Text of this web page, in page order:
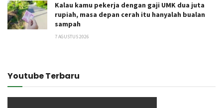
Kalau kamu pekerja dengan gaji UMK dua juta
rupiah, masa depan cerah itu hanyalah bualan
sampah
7 AGUSTUS 2026
Youtube Terbaru